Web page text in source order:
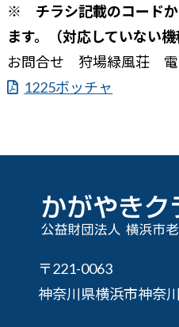
※ チラシ記載のコードか
ます。（対応していない機
お問合せ 狩場緑風荘 電
1225ボッチャ
〒221-0063
神奈川県横浜市神奈